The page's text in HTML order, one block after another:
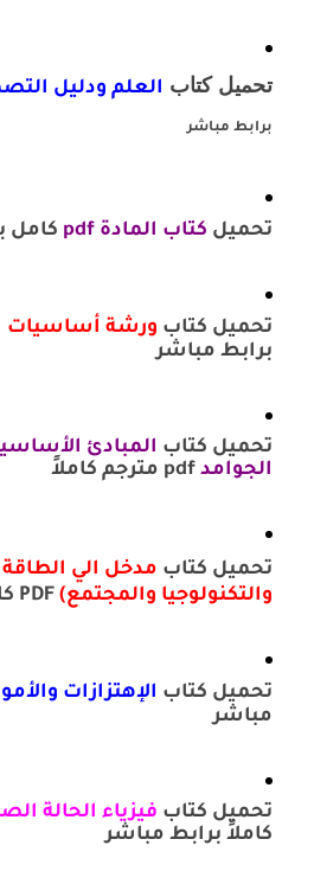
تحميل كتاب العلم ودليل
برابط مباشر
تحميل كتاب المادة pdf كامل
تحميل كتاب ورشة أساسيات
برابط مباشر
تحميل كتاب المبادئ
الجوامد
تحميل كتاب مدخل الي
والتكنولوجيا والمجتمع)
تحميل كتاب الإهتزازات
مباشر
تحميل كتاب فيزياء الحالة
كاملاً برابط مباشر